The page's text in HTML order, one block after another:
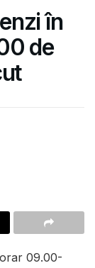
în
de
09.00-